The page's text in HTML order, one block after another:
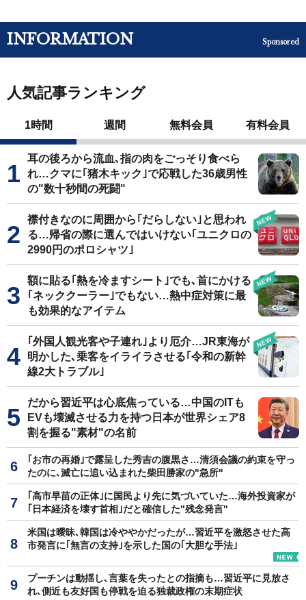
INFORMATION Sponsored
人気記事ランキング
1時間 週間 無料会員 有料会員
耳の後ろから流血､指の肉をごっそり食べら
れ…クマに｢猪木キック｣で応戦した36歳男性
の"数十秒間の死闘"
襟付きなのに周囲から｢だらしない｣と思われ
る…帰省の際に選んではいけない｢ユニクロの
2990円のポロシャツ｣
額に貼る｢熱を冷ますシート｣でも､首にかける
｢ネッククーラー｣でもない…熱中症対策に最
も効果的なアイテム
｢外国人観光客や子連れ｣より厄介…JR東海が
明かした､乗客をイライラさせる｢令和の新幹
線2大トラブル｣
だから習近平は心底焦っている…中国のITも
EVも壊滅させる力を持つ日本が世界シェア8
割を握る"素材"の名前
｢お市の再婚｣で露呈した秀吉の腹黒さ…清須会議の約束を守っ
たのに､滅亡に追い込まれた柴田勝家の"急所"
｢高市早苗の正体｣に国民より先に気づいていた…海外投資家が
｢日本経済を壊す首相｣だと確信した"残念発言"
米国は曖昧､韓国は冷ややかだったが…習近平を激怒させた高
市発言に｢無言の支持｣を示した国の｢大胆な手法｣
プーチンは動揺し､言葉を失ったとの指摘も…習近平に見放さ
れ､側近も友好国も停戦を迫る独裁政権の末期症状